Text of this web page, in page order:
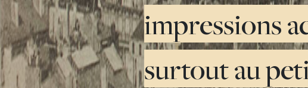
impressions
surtout au